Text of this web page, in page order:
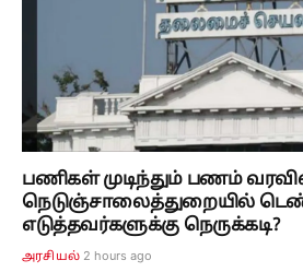
பணிகள் முடிந்தும் பணம்
நெடுஞ்சாலைத்துறையில்
எடுத்தவர்களுக்கு நெருக்கடி?
அரசியல் 2 hours ago